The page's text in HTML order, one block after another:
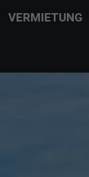
VERMIETUNG